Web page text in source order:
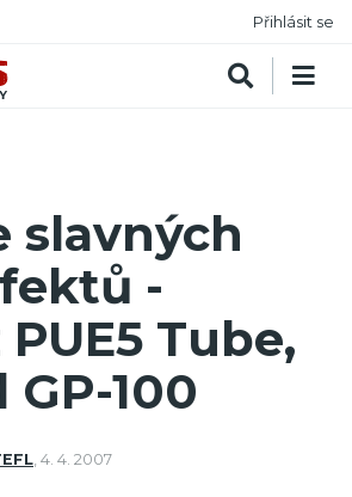
Přihlásit se
slavných
-
Tube,
GP-100
4. 4. 2007